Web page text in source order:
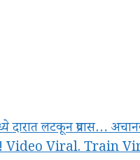
दारात लटकून प्रवास…
Video Viral. Train